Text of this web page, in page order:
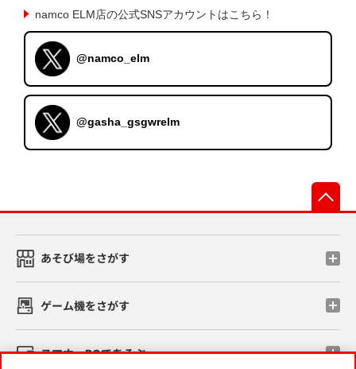
namco ELM店の公式SNSアカウントはこちら！
@namco_elm
@gasha_gsgwrelm
あそび場をさがす
ゲーム機をさがす
スマホ・PCであそぶ